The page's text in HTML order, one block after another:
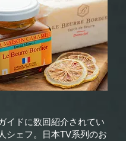
イドに数回紹介されてい
シェフ。日本TV系列のお